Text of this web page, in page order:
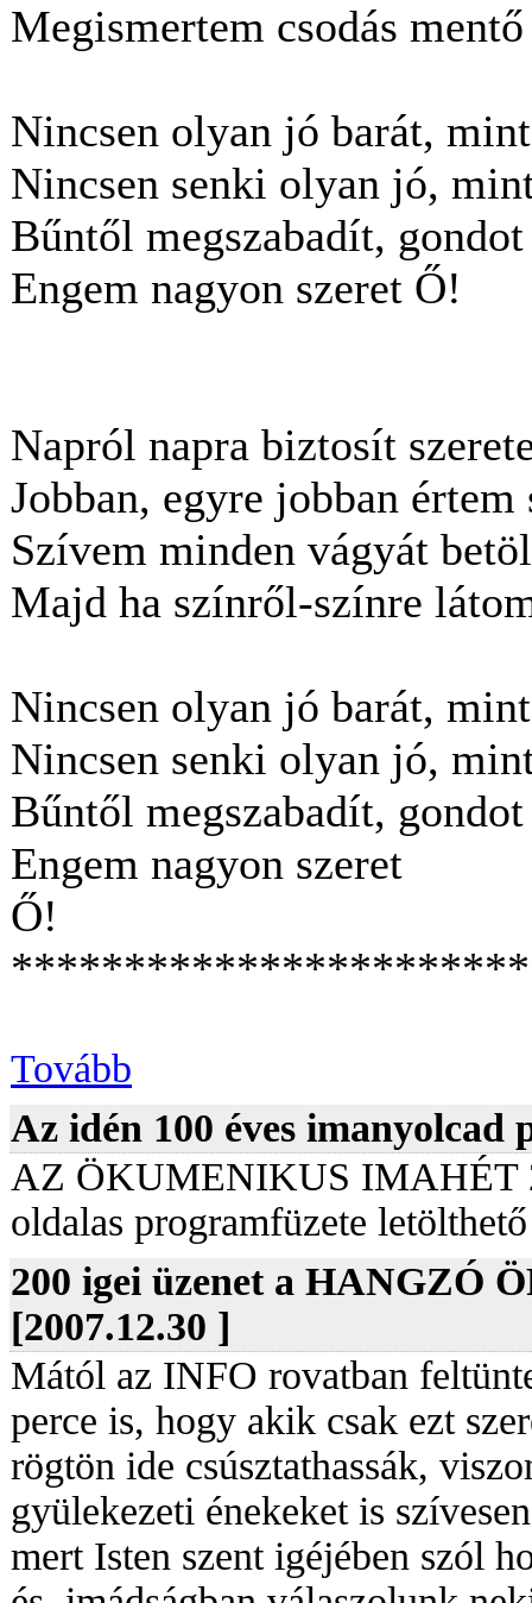
Megismertem csodás
Nincsen olyan jó barát,
Nincsen senki olyan jó,
Bűntől megszabadít,
Engem nagyon szeret Ő!
Napról napra biztosít
Jobban, egyre jobban értem
Szívem minden vágyát
Majd ha színről-színre
Nincsen olyan jó barát,
Nincsen senki olyan jó,
Bűntől megszabadít,
Engem nagyon szeret
Ő!
Tovább
Az idén 100 éves imanyolcad
AZ ÖKUMENIKUS IMAHÉT
oldalas programfüzete
200 igei üzenet a HANGZÓ
[2007.12.30 ]
Mától az INFO rovatban
perce is, hogy akik csak ezt
rögtön ide csúsztathassák,
gyülekezeti énekeket is
mert Isten szent igéjében szól